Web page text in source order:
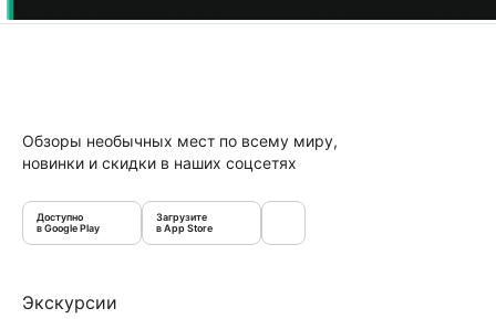
Обзоры необычных мест по всему миру,
новинки и скидки в наших соцсетях
Доступно
в Google Play
Загрузите
в App Store
Экскурсии